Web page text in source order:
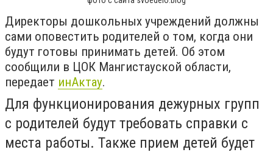
Директоры дошкольных учреждений должны
сами оповестить родителей о том, когда они
будут готовы принимать детей. Об этом
сообщили в ЦОК Мангистауской области,
передает инАктау.
Для функционирования дежурных групп
с родителей будут требовать справки с
места работы. Также прием детей будет